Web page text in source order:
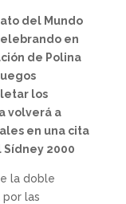
del Mundo
en
de Polina
los
volverá a
en una cita
2000
la doble
las